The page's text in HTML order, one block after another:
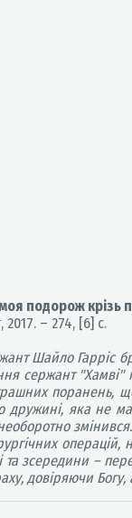
подорож
2017. – 274, [6] с.
Шайло Гарріс
сержант "Хамві"
поранень,
дружині, яка не
змінився.
зсередини –
довіряючи